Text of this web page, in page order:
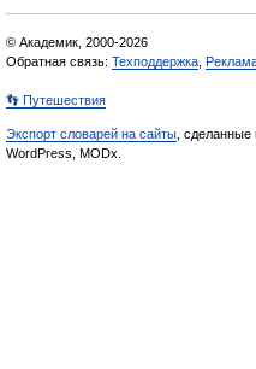
© Академик, 2000-2026
Обратная связь: Техподдержка
👣 Путешествия
Экспорт словарей на сайты , сделанные
WordPress, MODx.